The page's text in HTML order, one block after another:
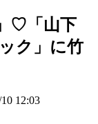
♡「山下
ク」に竹
12:03